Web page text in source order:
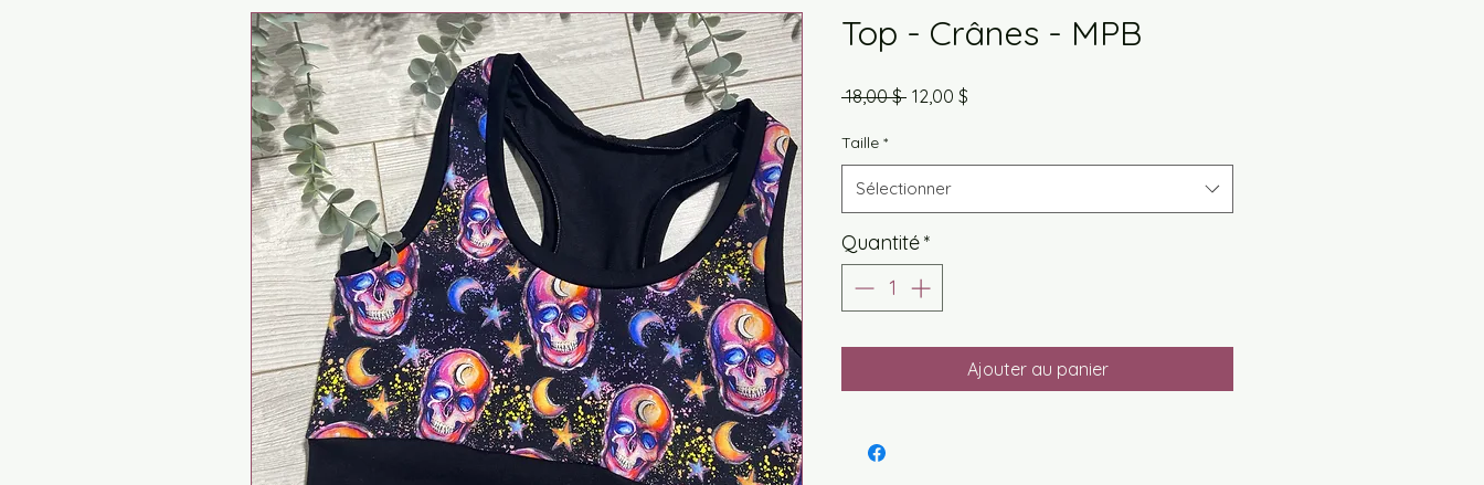
Top - Crânes - MPB
18,00 $ Prix
12,00 $
Taille *
Sélectionner
Quantité*
Ajouter au panier